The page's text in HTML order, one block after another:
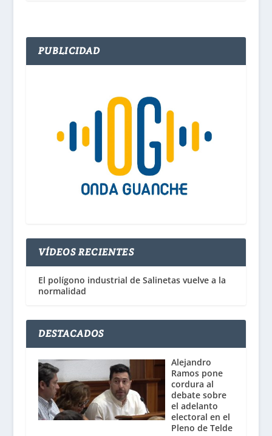
PUBLICIDAD
VÍDEOS RECIENTES
El polígono industrial de Salinetas vuelve a la
normalidad
DESTACADOS
Alejandro
Ramos pone
cordura al
debate sobre
el adelanto
electoral en el
Pleno de Telde